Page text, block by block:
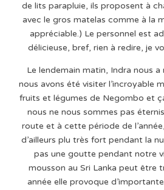
de lits parapluie, ils proposent à
avec le gros matelas comme à la
appréciable.) Le personnel est
délicieuse, bref, rien à redire, je
Le lendemain matin, Indra nous a
nous avons été visiter l’incroyable
fruits et légumes de Negombo et
nous ne nous sommes pas
route et à cette période de
d’ailleurs plu très fort pendant la
pas une goutte pendant notre
mousson au Sri Lanka peut être
année elle provoque